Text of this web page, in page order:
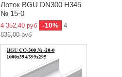
Лоток BGU DN300 H345
№ 15-0
4 352,40 руб -10%
4
836,00 руб